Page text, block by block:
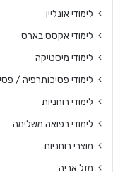
לימודי אונליין
לימודי אקסס בארס
לימודי מיסטיקה
לימודי פסיכותרפיה /
לימודי רוחניות
לימודי רפואה משלימה
מוצרי רוחניות
מזל אריה